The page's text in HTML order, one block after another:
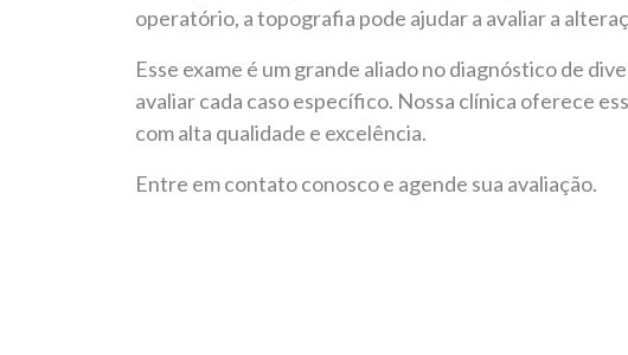
operatório, a topografia pode ajudar a avaliar a
Esse exame é um grande aliado no diagnóstico de
avaliar cada caso específico. Nossa clínica oferece
com alta qualidade e excelência.
Entre em contato conosco e agende sua avaliação.